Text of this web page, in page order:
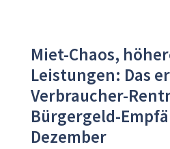
Miet-Chaos,
Leistungen: Das
Verbraucher-
Bürgergeld-
Dezember